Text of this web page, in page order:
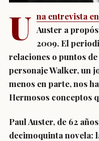
U na entrevista
Auster a
2009. El
relaciones o puntos
personaje Walker, un
menos en parte, nos
Hermosos conceptos
Paul Auster, de 62
decimoquinta novela: